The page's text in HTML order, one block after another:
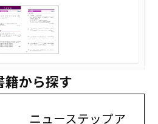
籍から探す
ニューステップア